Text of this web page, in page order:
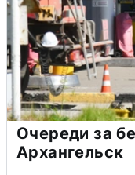
Очереди за
Архангельск